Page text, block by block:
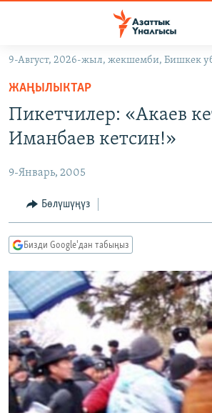
Навигацияга
өтүңүз
Издөөгө
салыңызКЫРГЫЗСТАН
ЭКОНОМИКА
МАДАНИЯТ
БОРБОР АЗИЯ
АТАЙЫН ИЛИКТӨӨ
ТВ ПРОГРАММАЛАР
ЭКСПЕРТТЕР ТАЛДАЙТ
БИЗ ЖАНА ДҮЙНӨ
ДАНИСТЕ
ЭЖЕ-СИҢДИЛЕР
АЗАТТЫК+
ЫҢГАЙСЫЗ СУРООЛОР
ӨЗГӨЧӨ ПИКИР
Русский
ОНЛАЙН ШЕРИНЕ
9-Август, 2026-жыл, жекшемби, Бишкек
ЖАҢЫЛЫКТАР
Пикетчилер: «Акаев
Иманбаев кетсин!»
9-Январь, 2005
Бөлүшүңүз
Бизди Google'дан табыңыз